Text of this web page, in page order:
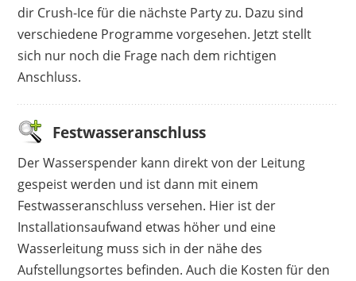
dir Crush-Ice für die nächste Party zu. Dazu sind
verschiedene Programme vorgesehen. Jetzt stellt
sich nur noch die Frage nach dem richtigen
Anschluss.
Festwasseranschluss
Der Wasserspender kann direkt von der Leitung
gespeist werden und ist dann mit einem
Festwasseranschluss versehen. Hier ist der
Installationsaufwand etwas höher und eine
Wasserleitung muss sich in der nähe des
Aufstellungsortes befinden. Auch die Kosten für den